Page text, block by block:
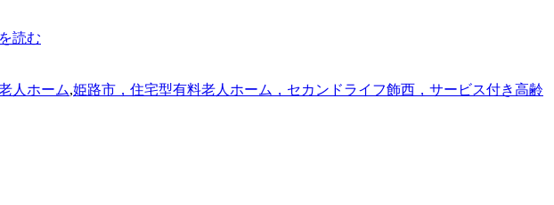
読む
人ホーム,姫路市，住宅型有料老人ホーム，セカンドライフ飾西，サービス付き高齢